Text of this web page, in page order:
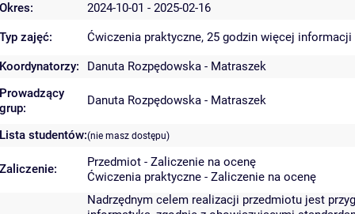
Okres: 2024-10-01 - 2025-02-16
Typ zajęć: Ćwiczenia praktyczne, 25 godzin więcej informacji
Koordynatorzy:
Danuta Rozpędowska - Matraszek
Prowadzący
grup:
Danuta Rozpędowska - Matraszek
Lista studentów:(nie masz dostępu)
Zaliczenie:
Przedmiot - Zaliczenie na ocenę
Ćwiczenia praktyczne - Zaliczenie na ocenę
Nadrzędnym celem realizacji przedmiotu jest